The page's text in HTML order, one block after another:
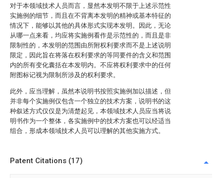
对于本领域技术人员而言，显然本发明不限于上述示范性
实施例的细节，而且在不背离本发明的精神或基本特征的
情况下，能够以其他的具体形式实现本发明。因此，无论
从哪一点来看，均应将实施例看作是示范性的，而且是非
限制性的，本发明的范围由所附权利要求而不是上述说明
限定，因此旨在将落在权利要求的等同要件的含义和范围
内的所有变化囊括在本发明内。不应将权利要求中的任何
附图标记视为限制所涉及的权利要求。
此外，应当理解，虽然本说明书按照实施例加以描述，但
并非每个实施例仅包含一个独立的技术方案，说明书的这
种叙述方式仅仅是为清楚起见，本领域技术人员应当将说
明书作为一个整体，各实施例中的技术方案也可以经适当
组合，形成本领域技术人员可以理解的其他实施方式。
Patent Citations (17)